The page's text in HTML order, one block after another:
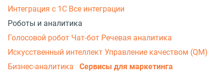
Интеграция с 1С Все интеграции
Роботы и аналитика
Голосовой робот Чат-бот Речевая аналитика
Искусственный интеллект Управление качеством (QM)
Бизнес-аналитика
Сервисы для маркетинга